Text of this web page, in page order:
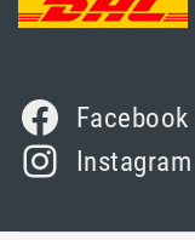
Facebook
Instagram